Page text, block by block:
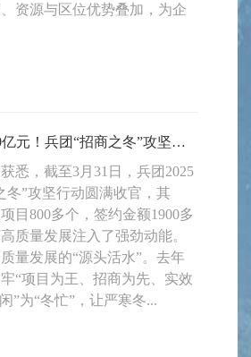
资源与区位优势叠加，为企
签约金额逾1900亿元！兵团“招商之冬”攻坚行动圆满收官
悉，截至3月31日，兵团2025
冬”攻坚行动圆满收官，其
目800多个，签约金额1900多
质量发展注入了强劲动能。
量发展的“源头活水”。去年
“项目为王、招商为先、实效
”为“冬忙”，让严寒冬...